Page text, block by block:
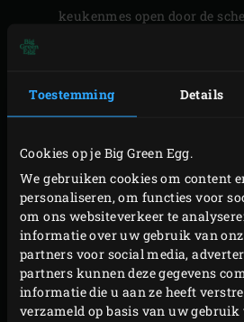
Toestemming Details
Cookies op je Big Green Egg.
We gebruiken cookies om content
personaliseren, om functies voor
om ons websiteverkeer te
informatie over uw gebruik van
partners voor social media,
partners kunnen deze gegevens
informatie die u aan ze heeft
verzameld op basis van uw gebruik
keukenmes open door de
op je hand te leggen met de
met het mes tussen de
ertussen past. Houd het mes
rechterhand houdt). Als de
de helften van elkaar los.
coquille in de bolle
verwijder met de hand de
coquille. Was de coquille in